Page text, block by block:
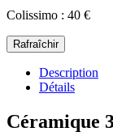
Colissimo : 40 €
Description
Détails
Céramique